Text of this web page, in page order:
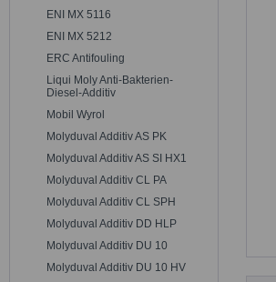
ENI MX 5116
ENI MX 5212
ERC Antifouling
Liqui Moly Anti-Bakterien-
Diesel-Additiv
Mobil Wyrol
Molyduval Additiv AS PK
Molyduval Additiv AS SI HX1
Molyduval Additiv CL PA
Molyduval Additiv CL SPH
Molyduval Additiv DD HLP
Molyduval Additiv DU 10
Molyduval Additiv DU 10 HV